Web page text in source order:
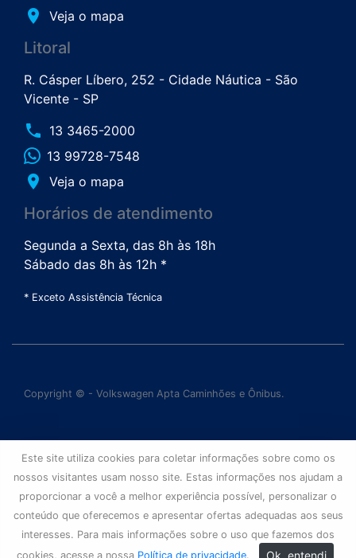
place Veja o mapa
Litoral
R. Cásper Líbero, 252 - Cidade Náutica - São
Vicente - SP
phone 13 3465-2000
13 99728-7548
place Veja o mapa
Horários de atendimento
Segunda a Sexta, das 8h às 18h
Sábado das 8h às 12h *
* Exceto Assistência Técnica
Copyright © - Volkswagen Apta Caminhões e Ônibus.
Este site utiliza cookies para coletar informações sobre como os
nossos visitantes usam nosso site. Estas informações nos ajudam a
proporcionar a você a melhor experiência possível, personalizar o
conteúdo que oferecemos e apresentar ofertas adequadas aos seus
interesses. Para mais informações sobre o uso que fazemos dos
cookies, acesse a nossa Política de privacidade. Ok, entendi